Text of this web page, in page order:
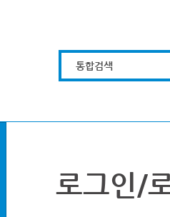
통합검색
로그인/